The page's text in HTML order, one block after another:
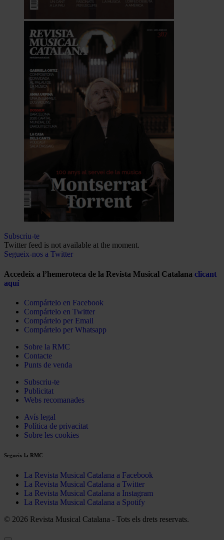
Subscriu-te
Twitter feed is not available at the moment.
Segueix-nos a Twitter
Accedeix a l’hemeroteca de la Revista Musical Catalana clicant
aquí
Compártelo en Facebook
Compártelo en Twitter
Compártelo per Email
Compártelo per Whatsapp
Sobre la RMC
Contacte
Punts de venda
Subscriu-te
Publicitat
Webs recomanades
Avís legal
Política de privacitat
Sobre les cookies
Segueix la RMC
La Revista Musical Catalana a Facebook
La Revista Musical Catalana a Twitter
La Revista Musical Catalana a Instagram
La Revista Musical Catalana a Spotify
© 2026 Revista Musical Catalana - Tots els drets reservats.